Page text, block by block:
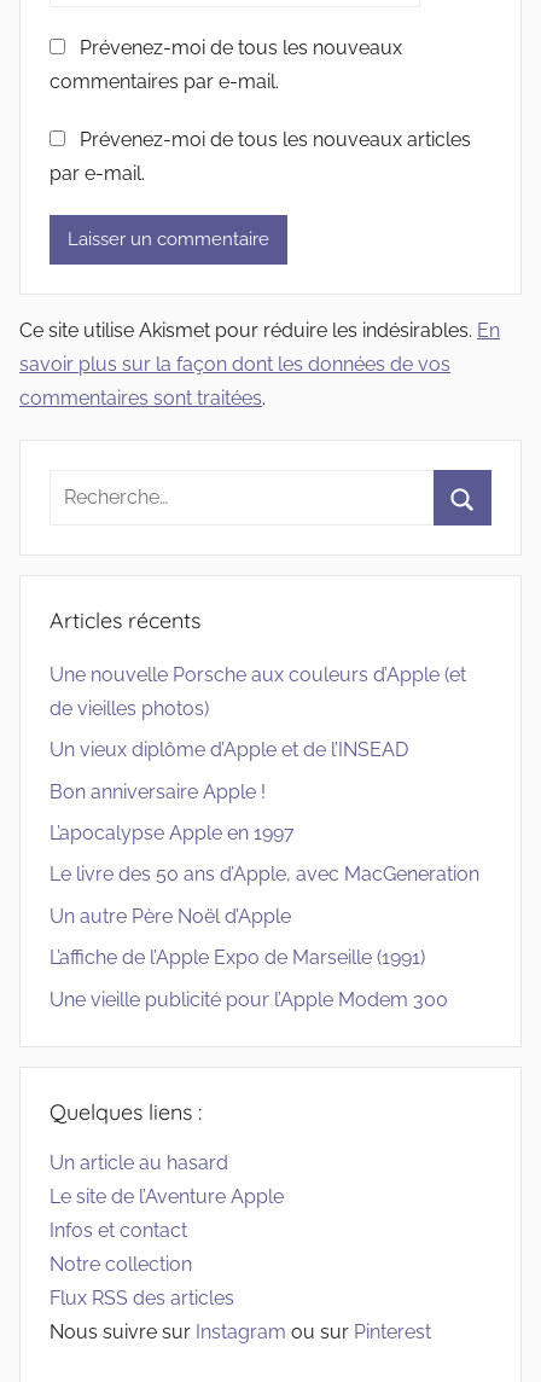
Prévenez-moi de tous les nouveaux
commentaires par e-mail.
Prévenez-moi de tous les nouveaux articles
par e-mail.
Ce site utilise Akismet pour réduire les indésirables. En
savoir plus sur la façon dont les données de vos
commentaires sont traitées.
Recherche
:
Articles récents
Une nouvelle Porsche aux couleurs d’Apple (et
de vieilles photos)
Un vieux diplôme d’Apple et de l’INSEAD
Bon anniversaire Apple !
L’apocalypse Apple en 1997
Le livre des 50 ans d’Apple, avec MacGeneration
Un autre Père Noël d’Apple
L’affiche de l’Apple Expo de Marseille (1991)
Une vieille publicité pour l’Apple Modem 300
Quelques liens :
Un article au hasard
Le site de l’Aventure Apple
Infos et contact
Notre collection
Flux RSS des articles
Nous suivre sur Instagram ou sur Pinterest